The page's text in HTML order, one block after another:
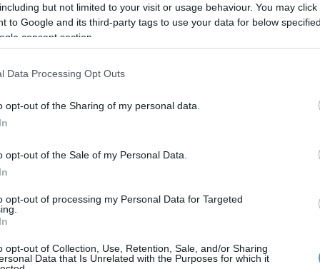
but not limited to your visit or usage behaviour. You may
to Google and its third-party tags to use your data for below
consent section.
Data Processing Opt Outs
opt-out of the Sharing of my personal data.
opt-out of the Sale of my Personal Data.
opt-out of processing my Personal Data for Targeted
opt-out of Collection, Use, Retention, Sale, and/or Sharing
Data that Is Unrelated with the Purposes for which it
συνεχιστούν σήμερα και τις επόμενες
θέλησε να απαντήσει στο ερώτημα αν το
χθες, η οποία περιελάμβανε,
συζητήσεις για την ασφάλεια και την
μεταξύ δύο συμμάχων».
πυρηνικό πρόγραμμα του Ιράν και